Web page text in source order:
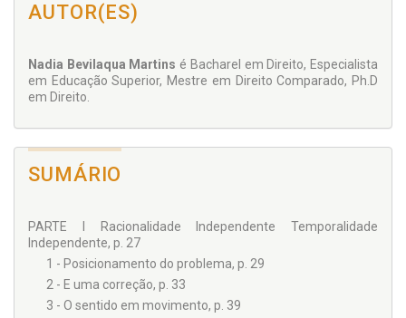
AUTOR(ES)
Nadia Bevilaqua Martins é Bacharel em Direito, Especialista
em Educação Superior, Mestre em Direito Comparado, Ph.D
em Direito.
SUMÁRIO
PARTE I Racionalidade Independente Temporalidade
Independente, p. 27
1 - Posicionamento do problema, p. 29
2 - E uma correção, p. 33
3 - O sentido em movimento, p. 39